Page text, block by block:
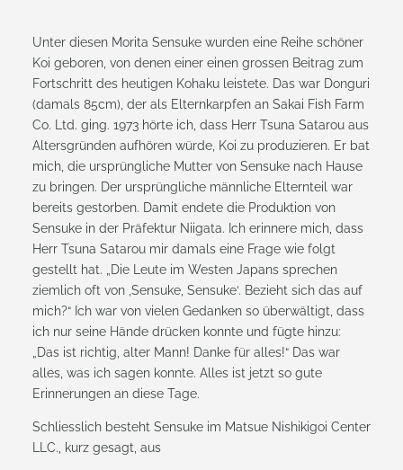
Unter diesen Morita Sensuke wurden eine Reihe schöner
Koi geboren, von denen einer einen grossen Beitrag zum
Fortschritt des heutigen Kohaku leistete. Das war Donguri
(damals 85cm), der als Elternkarpfen an Sakai Fish Farm
Co. Ltd. ging. 1973 hörte ich, dass Herr Tsuna Satarou aus
Altersgründen aufhören würde, Koi zu produzieren. Er bat
mich, die ursprüngliche Mutter von Sensuke nach Hause
zu bringen. Der ursprüngliche männliche Elternteil war
bereits gestorben. Damit endete die Produktion von
Sensuke in der Präfektur Niigata. Ich erinnere mich, dass
Herr Tsuna Satarou mir damals eine Frage wie folgt
gestellt hat. „Die Leute im Westen Japans sprechen
ziemlich oft von ‚Sensuke, Sensuke‘. Bezieht sich das auf
mich?“ Ich war von vielen Gedanken so überwältigt, dass
ich nur seine Hände drücken konnte und fügte hinzu:
„Das ist richtig, alter Mann! Danke für alles!“ Das war
alles, was ich sagen konnte. Alles ist jetzt so gute
Erinnerungen an diese Tage.
Schliesslich besteht Sensuke im Matsue Nishikigoi Center
LLC., kurz gesagt, aus